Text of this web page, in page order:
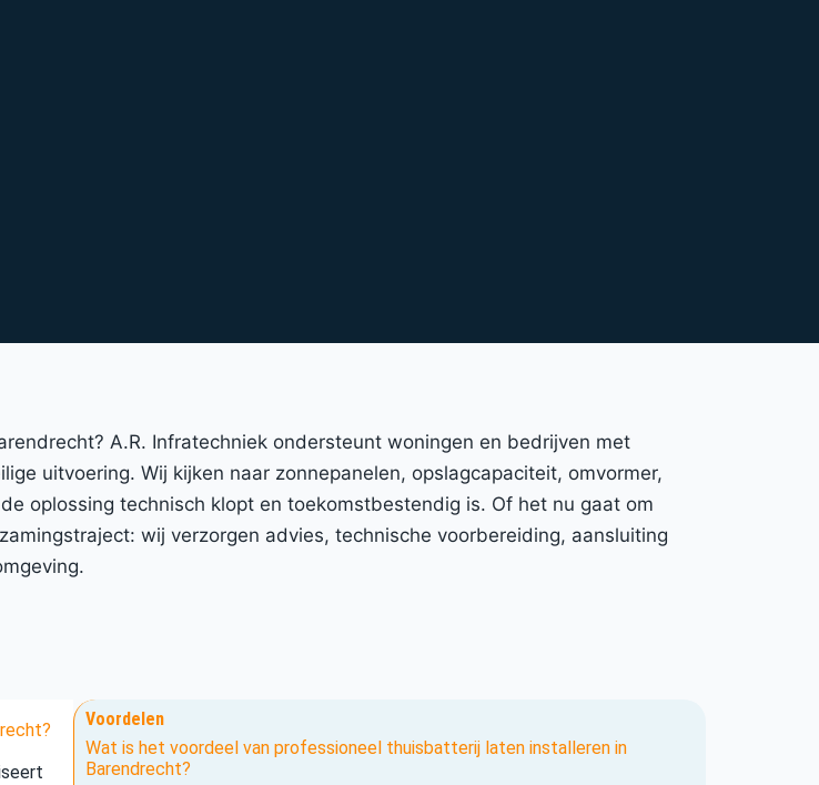
A.R. Infratechniek ondersteunt woningen en bedrijven met
uitvoering. Wij kijken naar zonnepanelen, opslagcapaciteit, omvormer,
oplossing technisch klopt en toekomstbestendig is. Of het nu gaat om
wij verzorgen advies, technische voorbereiding, aansluiting
Voordelen
Wat is het voordeel van professioneel thuisbatterij laten installeren in
Barendrecht?